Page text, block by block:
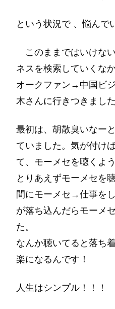
という状況で 、悩んで
このままではいけな
ネスを検索していくなか
オークファン→中国ビ
木さんに行きつきました
最初は、胡散臭いなー
ていました。気が付け
て、モーメセを聴くよ
とりあえずモーメセを
間にモーメセ→仕事を
が落ち込んだらモーメ
た。
なんか聴いてると落ち
楽になるんです！
人生はシンプル！！！